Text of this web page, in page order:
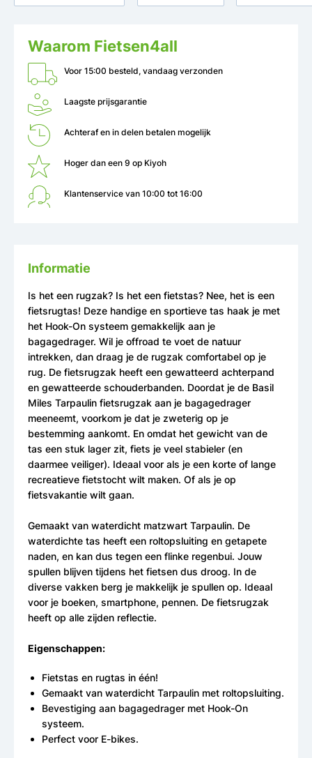
Waarom Fietsen4all
Voor 15:00 besteld, vandaag verzonden
Laagste prijsgarantie
Achteraf en in delen betalen mogelijk
Hoger dan een 9 op Kiyoh
Klantenservice van 10:00 tot 16:00
Informatie
Is het een rugzak? Is het een fietstas? Nee, het is een
fietsrugtas! Deze handige en sportieve tas haak je met
het Hook-On systeem gemakkelijk aan je
bagagedrager. Wil je offroad te voet de natuur
intrekken, dan draag je de rugzak comfortabel op je
rug. De fietsrugzak heeft een gewatteerd achterpand
en gewatteerde schouderbanden. Doordat je de Basil
Miles Tarpaulin fietsrugzak aan je bagagedrager
meeneemt, voorkom je dat je zweterig op je
bestemming aankomt. En omdat het gewicht van de
tas een stuk lager zit, fiets je veel stabieler (en
daarmee veiliger). Ideaal voor als je een korte of lange
recreatieve fietstocht wilt maken. Of als je op
fietsvakantie wilt gaan.
Gemaakt van waterdicht matzwart Tarpaulin. De
waterdichte tas heeft een roltopsluiting en getapete
naden, en kan dus tegen een flinke regenbui. Jouw
spullen blijven tijdens het fietsen dus droog. In de
diverse vakken berg je makkelijk je spullen op. Ideaal
voor je boeken, smartphone, pennen. De fietsrugzak
heeft op alle zijden reflectie.
Eigenschappen:
Fietstas en rugtas in één!
Gemaakt van waterdicht Tarpaulin met roltopsluiting.
Bevestiging aan bagagedrager met Hook-On
systeem.
Perfect voor E-bikes.